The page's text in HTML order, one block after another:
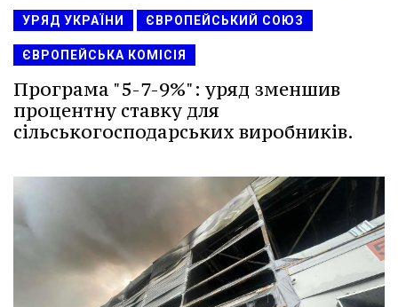
УРЯД УКРАЇНИ ЄВРОПЕЙСЬКИЙ СОЮЗ
ЄВРОПЕЙСЬКА КОМІСІЯ
Програма "5-7-9%": уряд зменшив
процентну ставку для
сільськогосподарських виробників.